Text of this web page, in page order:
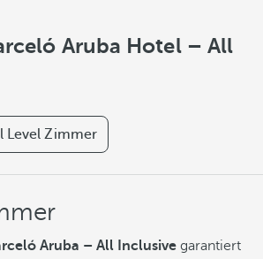
Aruba Hotel – All
Level Zimmer
Aruba – All Inclusive garantiert